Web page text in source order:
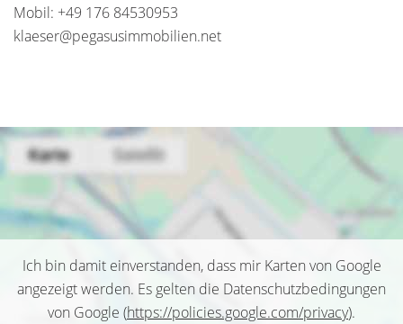
Mobil: +49 176 84530953
klaeser@pegasusimmobilien.net
Ich bin damit einverstanden, dass mir Karten von Google
angezeigt werden. Es gelten die Datenschutzbedingungen
von Google (https://policies.google.com/privacy).